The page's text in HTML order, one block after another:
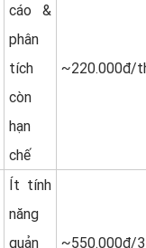
cáo &
phân
tích
còn
hạn
chế
~220.000đ/
Ít tính
năng
quản
~550.000đ/3